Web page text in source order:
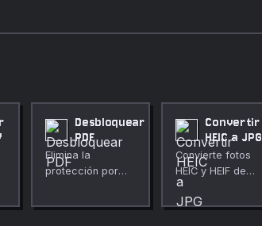
Desbloquear
PDF
Elimina la
protección por
PDF localmente.
Convertir
HEIC a JPG
Convierte fotos
HEIC y HEIF de
Apple al formato
JPG universal